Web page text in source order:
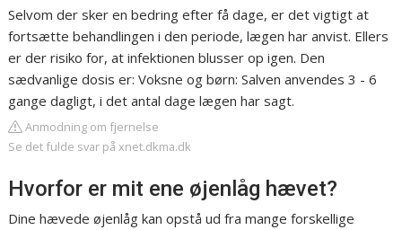
Selvom der sker en bedring efter få dage, er det vigtigt at
fortsætte behandlingen i den periode, lægen har anvist. Ellers
er der risiko for, at infektionen blusser op igen. Den
sædvanlige dosis er: Voksne og børn: Salven anvendes 3 - 6
gange dagligt, i det antal dage lægen har sagt.
Anmodning om fjernelse
Se det fulde svar på xnet.dkma.dk
Hvorfor er mit ene øjenlåg hævet?
Dine hævede øjenlåg kan opstå ud fra mange forskellige